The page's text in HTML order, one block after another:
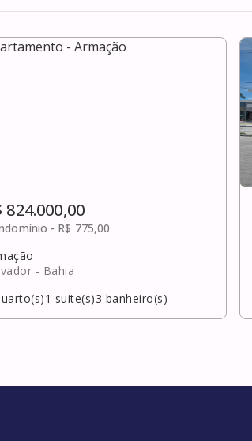
824.000,00
- R$ 775,00
- Bahia
1 suite(s)3 banheiro(s)